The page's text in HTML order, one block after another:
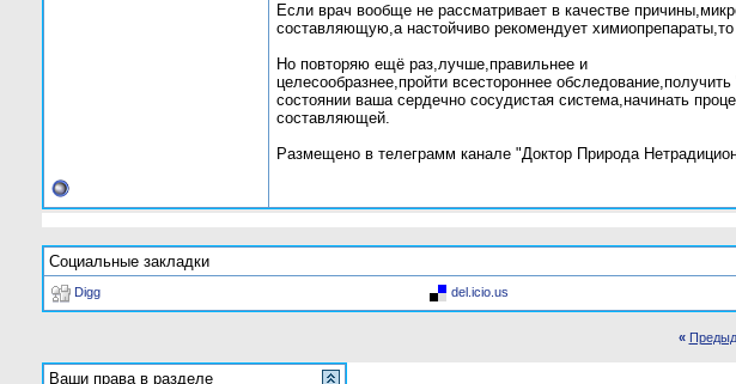
Если врач вообще не рассматривает в качестве
составляющую,а настойчиво рекомендует химиопрепараты,то
Но повторяю ещё раз,лучше,правильнее и
целесообразнее,пройти всестороннее
состоянии ваша сердечно сосудистая система,начинать
составляющей.
Размещено в телеграмм канале "Доктор Природа
Социальные закладки
Digg del.icio.us
«
Ваши права в разделе